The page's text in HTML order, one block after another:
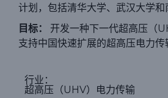
计划，包括清华大学、武汉大学和
目标：
开发一种下一代超高压（
支持中国快速扩展的超高压电力传
行业：
超高压（UHV）电力传输